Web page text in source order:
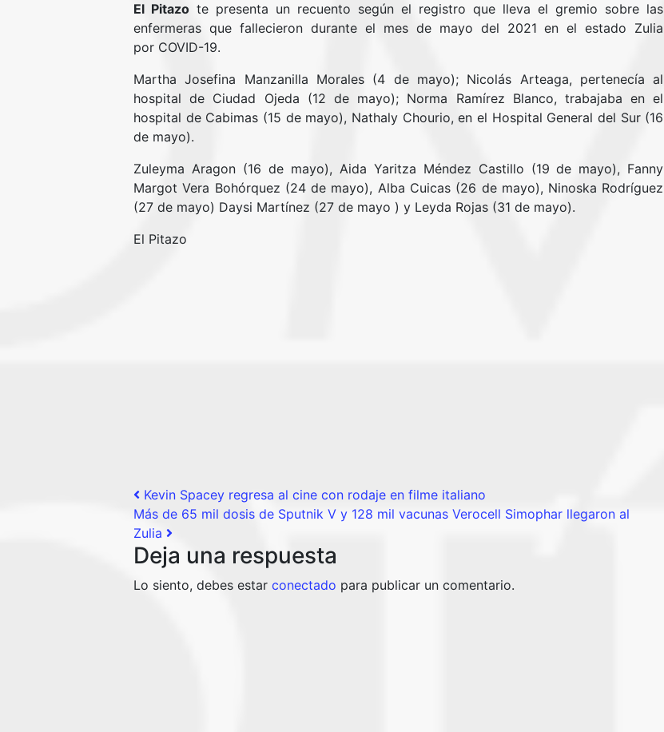
El Pitazo te presenta un recuento según el registro que lleva el gremio sobre las
enfermeras que fallecieron durante el mes de mayo del 2021 en el estado Zulia
por COVID-19.
Martha Josefina Manzanilla Morales (4 de mayo); Nicolás Arteaga, pertenecía al
hospital de Ciudad Ojeda (12 de mayo); Norma Ramírez Blanco, trabajaba en el
hospital de Cabimas (15 de mayo), Nathaly Chourio, en el Hospital General del Sur (16
de mayo).
Zuleyma Aragon (16 de mayo), Aida Yaritza Méndez Castillo (19 de mayo), Fanny
Margot Vera Bohórquez (24 de mayo), Alba Cuicas (26 de mayo), Ninoska Rodríguez
(27 de mayo) Daysi Martínez (27 de mayo ) y Leyda Rojas (31 de mayo).
El Pitazo
Post navigation
Kevin Spacey regresa al cine con rodaje en filme italiano
Más de 65 mil dosis de Sputnik V y 128 mil vacunas Verocell Simophar llegaron al
Zulia
Deja una respuesta
Lo siento, debes estar conectado para publicar un comentario.